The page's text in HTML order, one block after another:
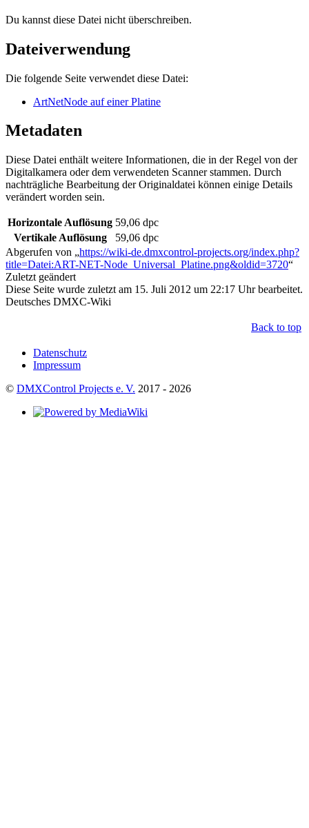
Du kannst diese Datei nicht überschreiben.
Dateiverwendung
Die folgende Seite verwendet diese Datei:
ArtNetNode auf einer Platine
Metadaten
Diese Datei enthält weitere Informationen, die in der Regel von der
Digitalkamera oder dem verwendeten Scanner stammen. Durch
nachträgliche Bearbeitung der Originaldatei können einige Details
verändert worden sein.
Horizontale Auflösung 59,06 dpc
Vertikale Auflösung
59,06 dpc
Abgerufen von „https://wiki-de.dmxcontrol-projects.org/index.php?
title=Datei:ART-NET-Node_Universal_Platine.png&oldid=3720“
Zuletzt geändert
Diese Seite wurde zuletzt am 15. Juli 2012 um 22:17 Uhr bearbeitet.
Deutsches DMXC-Wiki
Back to top
Datenschutz
Impressum
© DMXControl Projects e. V. 2017 - 2026